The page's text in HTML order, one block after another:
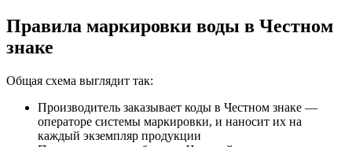
Правила маркировки воды в Честном
знаке
Общая схема выглядит так:
Производитель заказывает коды в Честном знаке —
операторе системы маркировки, и наносит их на
каждый экземпляр продукции